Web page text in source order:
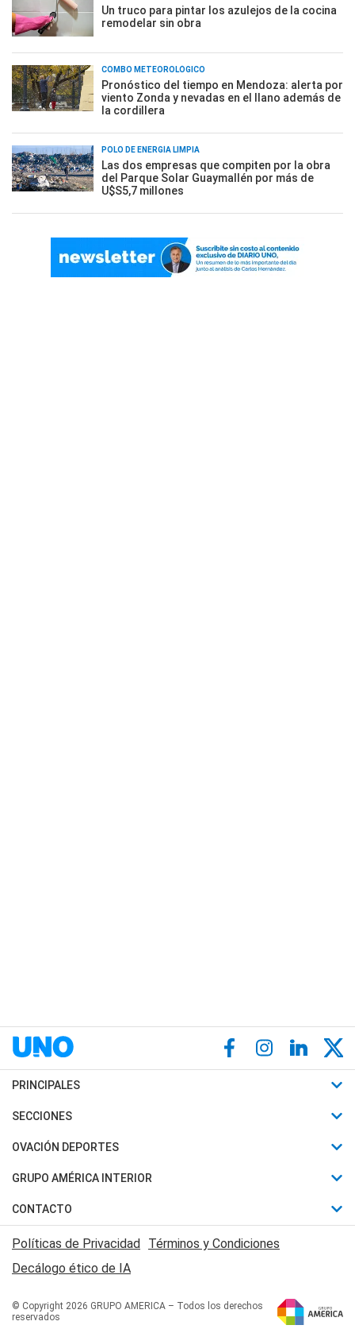
Un truco para pintar los azulejos de la cocina
remodelar sin obra
COMBO METEOROLÓGICO
Pronóstico del tiempo en Mendoza: alerta por
viento Zonda y nevadas en el llano además de
la cordillera
POLO DE ENERGÍA LIMPIA
Las dos empresas que compiten por la obra
del Parque Solar Guaymallén por más de
U$S5,7 millones
PRINCIPALES
Últimas Noticias
Política
Judiciales
Economia
SECCIONES
Horóscopo
Motores
Trucos caseros
Series y Películas
Edictos y Solicitadas
OVACIÓN DEPORTES
Fútbol
Mundial
Automovilismo
Rugby
Básquet
GRUPO AMÉRICA INTERIOR
Canal 7 en Vivo
San Juan 8
CONTACTO
Acerca de Nosotros
Contactanos
Políticas de Privacidad Términos y Condiciones
Decálogo ético de IA
© Copyright 2026 GRUPO AMERICA – Todos los derechos
reservados